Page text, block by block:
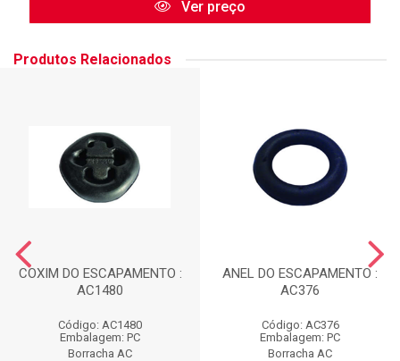
Ver preço
Produtos Relacionados
COXIM DO ESCAPAMENTO :
AC1480
Código: AC1480
Embalagem: PC
Borracha AC
ANEL DO ESCAPAMENTO :
AC376
Código: AC376
Embalagem: PC
Borracha AC